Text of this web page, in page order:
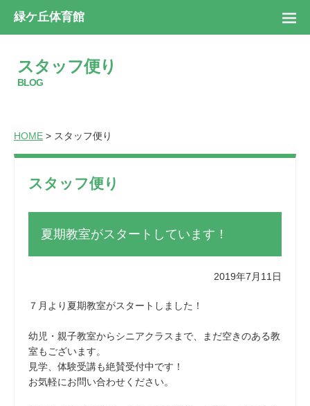
緑ケ丘体育館
スタッフ便り
BLOG
HOME > スタッフ便り
スタッフ便り
夏期教室がスタートしています！
2019年7月11日
７月より夏期教室がスタートしました！
幼児・親子教室からシニアクラスまで、まだ空きのある教
室もございます。
見学、体験受講も絶賛受付中です！
お気軽にお問い合わせください。